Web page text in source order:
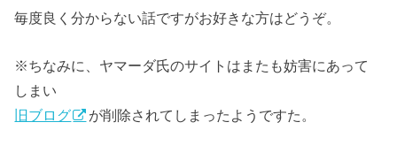
毎度良く分からない話ですがお好きな方はどうぞ。
※ちなみに、ヤマーダ氏のサイトはまたも妨害にあって
しまい
旧ブログ
が削除されてしまったようですた。